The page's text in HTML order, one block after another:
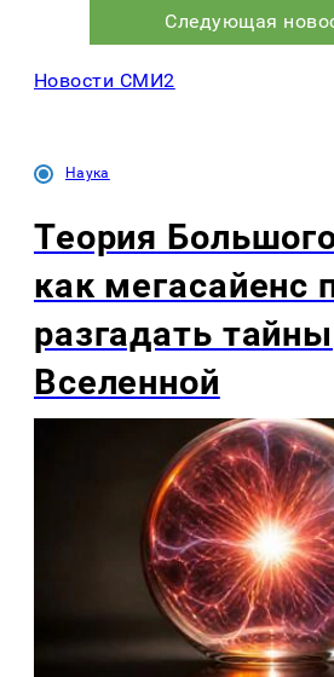
Следующая
Новости СМИ2
Наука
Теория
как мегасайенс
разгадать тайны
Вселенной